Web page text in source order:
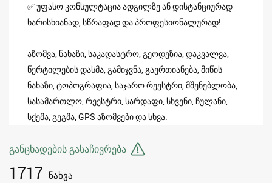
✅ უფასო კონსულტაცია ადგილზე ან დისტანციურად
ხარისხიანად, სწრაფად და პროფესიონალურად!
აზომვა, ნახაზი, საკადასტრო, გეოდეზია, დაკვალვა,
წერტილების დასმა, გამიჯვნა, გაერთიანება, მიწის
ნახაზი, ტოპოგრაფია, საჯარო რეესტრი, მშენებლობა,
სასამართლო, რეესტრი, სარდაფი, სხვენი, ჩულანი,
სქემა, გეგმა, GPS აზომვები და სხვა.
განცხადების გასაჩივრება
1717 ნახვა